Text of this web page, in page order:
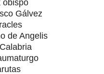
obispo
Gálvez
de Angelis